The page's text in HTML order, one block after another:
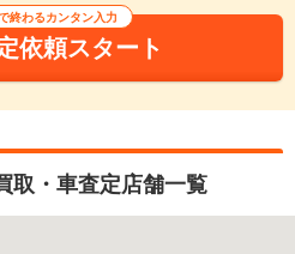
終わるカンタン入力
依頼スタート
取・車査定店舗一覧